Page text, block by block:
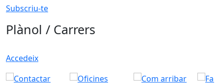
Subscriu-te
Plànol / Carrers
Accedeix